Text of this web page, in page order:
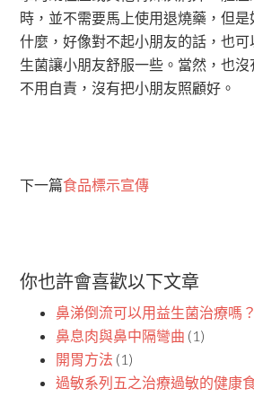
時，並不需要馬上使用退燒藥，但
什麼，好像對不起小朋友的話，也
生菌讓小朋友舒服一些。當然，也
不用自責，沒有把小朋友照顧好。
下一篇食品標示宣傳
你也許會喜歡以下文章
鼻涕倒流可以用益生菌治療嗎？
鼻息肉與鼻中隔彎曲 (1)
開胃方法 (1)
過敏系列五之治療過敏的健康